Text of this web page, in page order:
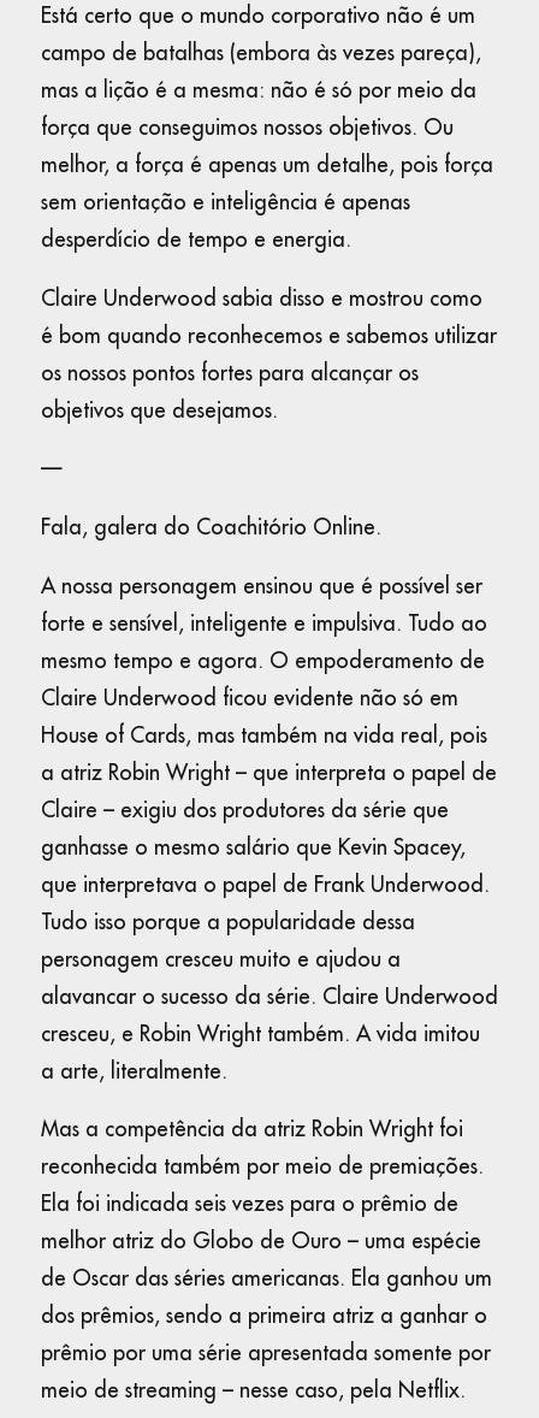
Está certo que o mundo corporativo não é um
campo de batalhas (embora às vezes pareça),
mas a lição é a mesma: não é só por meio da
força que conseguimos nossos objetivos. Ou
melhor, a força é apenas um detalhe, pois força
sem orientação e inteligência é apenas
desperdício de tempo e energia.
Claire Underwood sabia disso e mostrou como
é bom quando reconhecemos e sabemos utilizar
os nossos pontos fortes para alcançar os
objetivos que desejamos.
—
Fala, galera do Coachitório Online.
A nossa personagem ensinou que é possível ser
forte e sensível, inteligente e impulsiva. Tudo ao
mesmo tempo e agora. O empoderamento de
Claire Underwood ficou evidente não só em
House of Cards, mas também na vida real, pois
a atriz Robin Wright – que interpreta o papel de
Claire – exigiu dos produtores da série que
ganhasse o mesmo salário que Kevin Spacey,
que interpretava o papel de Frank Underwood.
Tudo isso porque a popularidade dessa
personagem cresceu muito e ajudou a
alavancar o sucesso da série. Claire Underwood
cresceu, e Robin Wright também. A vida imitou
a arte, literalmente.
Mas a competência da atriz Robin Wright foi
reconhecida também por meio de premiações.
Ela foi indicada seis vezes para o prêmio de
melhor atriz do Globo de Ouro – uma espécie
de Oscar das séries americanas. Ela ganhou um
dos prêmios, sendo a primeira atriz a ganhar o
prêmio por uma série apresentada somente por
meio de streaming – nesse caso, pela Netflix.